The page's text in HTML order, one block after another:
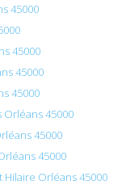
45000
45000
45000
45000
Orléans 45000
45000
45000
Orléans 45000